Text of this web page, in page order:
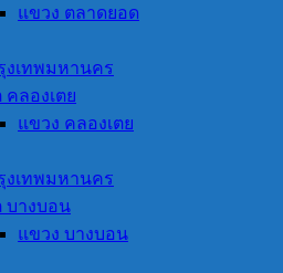
แขวง ตลาดยอด
งเทพมหานคร
คลองเตย
แขวง คลองเตย
งเทพมหานคร
บางบอน
แขวง บางบอน